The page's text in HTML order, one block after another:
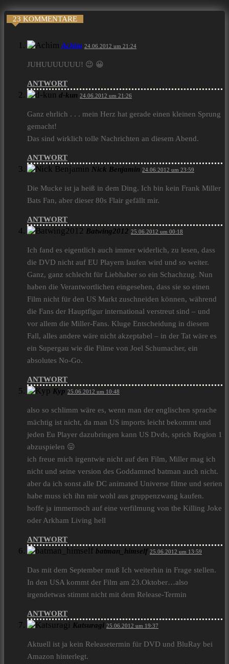
23 KOMMENTARE
Achim 24.06.2012 um 21:24
JUHUUUUUUU! 😉 😀
ANTWORT
d-kun 24.06.2012 um 21:26
Ganz ehrlich . . . mein Herz hat gerade einen kleinen Sprung
gemacht!
Das sind wirklich tolle Nachrichten an diesem Abend.
ANTWORT
Nick Benjamin 24.06.2012 um 23:59
Die Mucke ist ja heiß in dem Ding. Ich bin kein Frank Miller
Bats Fan, aber dieser 80s Flair gefällt mir.
ANTWORT
Batwing2012 25.06.2012 um 00:18
Ich fand es eigentlich auch immer widerlich, zu lesen, dass
die DVD nicht auf EU Playern laufen wird und so weiter.
Ganz, ganz schlecht für Liebhaber so ein Schachzug. Nun
haben die Verantwortlichen eingesehen, dass sie so einen
Film nicht für den US Markt zuschneiden können, während
die Fans der Hauptfigur international verstreut sind – und
vor allem die Miller-Fans. Kluge Entscheidung in diesem
Fall, alles andere wäre nicht akzeptabel – in der Tat wäre es
ein Supergau wie die Filme von Joel Schumacher, ein
absolutes No-Go.
ANTWORT
Kyp 25.06.2012 um 10:48
also so schlimm wäre es, wenn man der englischen sprache
mächtig ist nicht, da man US imports leicht bekommt und
jeden Eu Player dazubringen kann US Dvds, sprich Region 1
abzuspielen 😛
ich freue mich irgentwie nicht auf den Film, Miller mag ich
nicht und seine version des Goddamned batman auch nicht.
aber da ich sonst alle DC animated Universe filme und serien
habe muss ich ihn mir wohl aus gruppenzwang kaufen.
hoffe ja immernoch auf eine verfilmung von the Killing Joke
oder Arkham Living hell
ANTWORT
batman_himself 25.06.2012 um 13:59
Das mit dem September muß Ich weiterhin in Frage stellen.
In den USA kommt der Film am 23.Oktober…also
irgendetwas stimmt nicht mit dem Release-Termin
ANTWORT
Katsuragi 25.06.2012 um 19:37
Aktuell ist ja kein Releasetermin für DVD und BluRay bei
Amazon hinterlegt.